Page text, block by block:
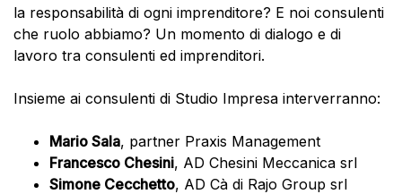
la responsabilità di ogni imprenditore? E noi consulenti
che ruolo abbiamo? Un momento di dialogo e di
lavoro tra consulenti ed imprenditori.
Insieme ai consulenti di Studio Impresa interverranno:
Mario Sala, partner Praxis Management
Francesco Chesini, AD Chesini Meccanica srl
Simone Cecchetto, AD Cà di Rajo Group srl